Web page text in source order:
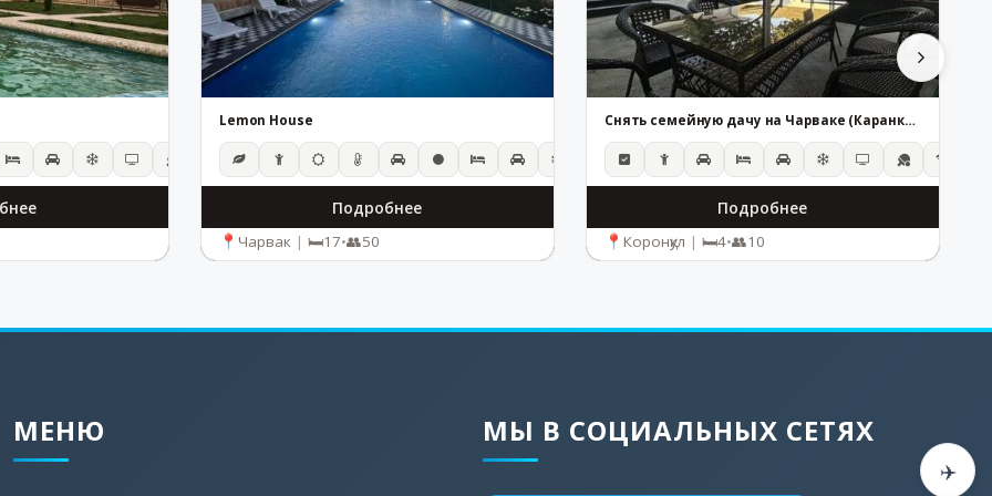
Lemon House
Подробнее
Чарвак | 17• 50
Снять семейную дачу на Чарваке (Каранкуль) — Цены и фото | Dachala.uz
Подробнее
Коронқул | 4• 10
МЕНЮ МЫ В СОЦИАЛЬНЫХ СЕТЯХ
✈️